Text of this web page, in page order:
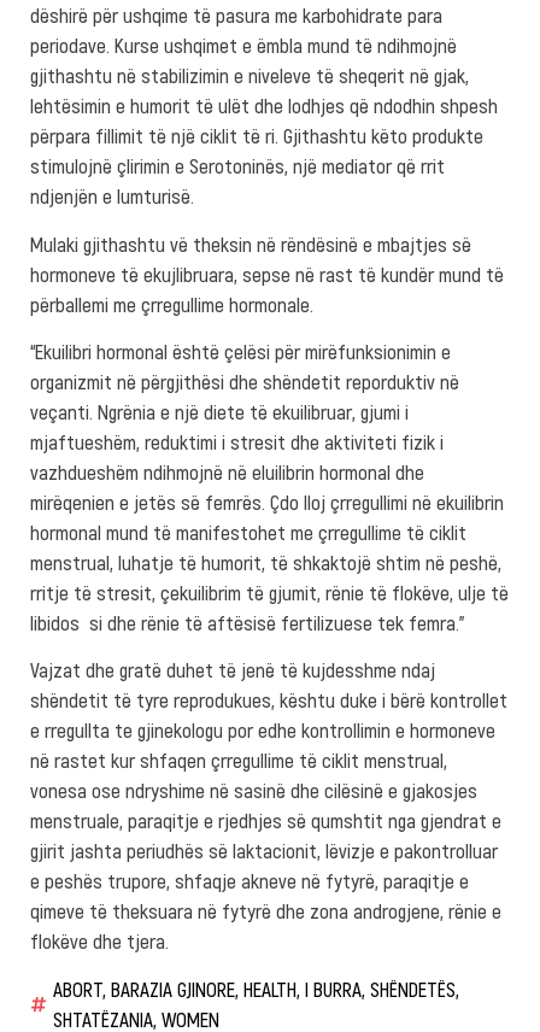
dëshirë për ushqime të pasura me karbohidrate para
periodave. Kurse ushqimet e ëmbla mund të ndihmojnë
gjithashtu në stabilizimin e niveleve të sheqerit në gjak,
lehtësimin e humorit të ulët dhe lodhjes që ndodhin shpesh
përpara fillimit të një ciklit të ri. Gjithashtu këto produkte
stimulojnë çlirimin e Serotoninës, një mediator që rrit
ndjenjën e lumturisë.
Mulaki gjithashtu vë theksin në rëndësinë e mbajtjes së
hormoneve të ekujlibruara, sepse në rast të kundër mund të
përballemi me çrregullime hormonale.
“Ekuilibri hormonal është çelësi për mirëfunksionimin e
organizmit në përgjithësi dhe shëndetit reporduktiv në
veçanti. Ngrënia e një diete të ekuilibruar, gjumi i
mjaftueshëm, reduktimi i stresit dhe aktiviteti fizik i
vazhdueshëm ndihmojnë në eluilibrin hormonal dhe
mirëqenien e jetës së femrës. Çdo lloj çrregullimi në ekuilibrin
hormonal mund të manifestohet me çrregullime të ciklit
menstrual, luhatje të humorit, të shkaktojë shtim në peshë,
rritje të stresit, çekuilibrim të gjumit, rënie të flokëve, ulje të
libidos si dhe rënie të aftësisë fertilizuese tek femra.”
Vajzat dhe gratë duhet të jenë të kujdesshme ndaj
shëndetit të tyre reprodukues, kështu duke i bërë kontrollet
e rregullta te gjinekologu por edhe kontrollimin e hormoneve
në rastet kur shfaqen çrregullime të ciklit menstrual,
vonesa ose ndryshime në sasinë dhe cilësinë e gjakosjes
menstruale, paraqitje e rjedhjes së qumshtit nga gjendrat e
gjirit jashta periudhës së laktacionit, lëvizje e pakontrolluar
e peshës trupore, shfaqje akneve në fytyrë, paraqitje e
qimeve të theksuara në fytyrë dhe zona androgjene, rënie e
flokëve dhe tjera.
ABORT BARAZIA GJINORE HEALTH I BURRA SHËNDETËS
SHTATËZANIA WOMEN